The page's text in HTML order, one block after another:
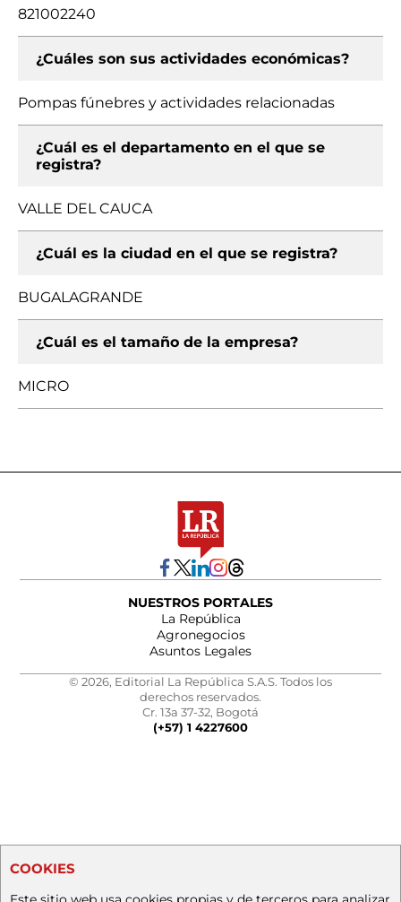
821002240
¿Cuáles son sus actividades económicas?
Pompas fúnebres y actividades relacionadas
¿Cuál es el departamento en el que se
registra?
VALLE DEL CAUCA
¿Cuál es la ciudad en el que se registra?
BUGALAGRANDE
¿Cuál es el tamaño de la empresa?
MICRO
NUESTROS PORTALES
La República
Agronegocios
Asuntos Legales
© 2026, Editorial La República S.A.S. Todos los
derechos reservados.
Cr. 13a 37-32, Bogotá
(+57) 1 4227600
COOKIES